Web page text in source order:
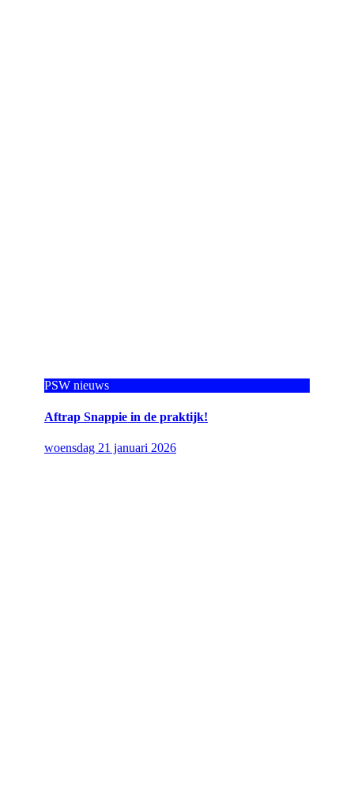
PSW nieuws
Aftrap Snappie in de praktijk!
woensdag 21 januari 2026